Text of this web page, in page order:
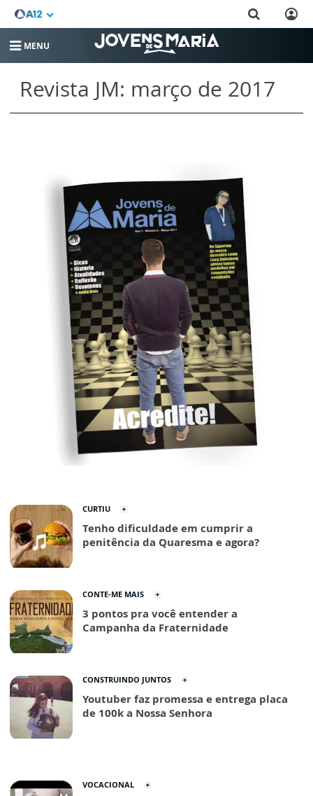
MENU
Revista JM: março de 2017
CURTIU
Tenho dificuldade em cumprir a
penitência da Quaresma e agora?
CONTE-ME MAIS
3 pontos pra você entender a
Campanha da Fraternidade
CONSTRUINDO JUNTOS
Youtuber faz promessa e entrega placa
de 100k a Nossa Senhora
VOCACIONAL